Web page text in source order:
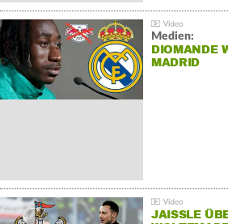
Medien:
DIOMANDE
MADRID
JAISSLE